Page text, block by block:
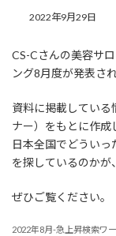
2022年9月29日
CS-Cさんの美容サ
ング8月度が発表さ
資料に掲載してい
ナー）をもとに作成
日本全国でどうい
を探しているのかが
ぜひご覧ください。
2022年8月-急上昇検索ワ